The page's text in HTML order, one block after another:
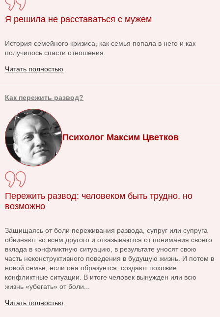
Я решила не расставаться с мужем
История семейного кризиса, как семья попала в него и как
получилось спасти отношения.
Читать полностью
Как пережить развод?
Психолог Максим Цветков
Пережить развод: человеком быть трудно, но
возможно
Защищаясь от боли переживания развода, супруг или супруга
обвиняют во всем другого и отказываются от понимания своего
вклада в конфликтную ситуацию, в результате уносят свою
часть неконструктивного поведения в будущую жизнь. И потом в
новой семье, если она образуется, создают похожие
конфликтные ситуации. В итоге человек вынужден или всю
жизнь «убегать» от боли...
Читать полностью